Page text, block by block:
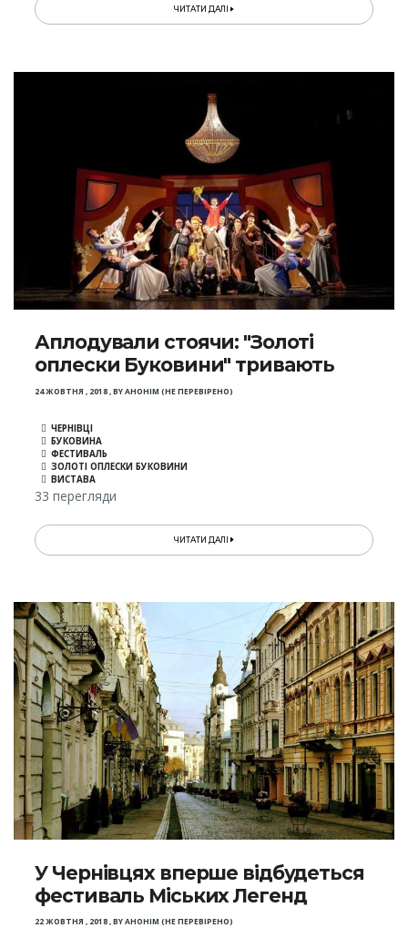
ЧИТАТИ ДАЛІ
Аплодували стоячи: "Золоті
оплески Буковини" тривають
24 ЖОВТНЯ , 2018,BYАНОНІМ (НЕ ПЕРЕВІРЕНО)
ЧЕРНІВЦІ
БУКОВИНА
ФЕСТИВАЛЬ
ЗОЛОТІ ОПЛЕСКИ БУКОВИНИ
ВИСТАВА
33 перегляди
ЧИТАТИ ДАЛІ
У Чернівцях вперше відбудеться
фестиваль Міських Легенд
22 ЖОВТНЯ , 2018,BYАНОНІМ (НЕ ПЕРЕВІРЕНО)